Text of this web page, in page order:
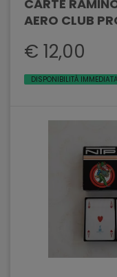
CARTE
AERO CLUB
€ 12,00
DISPONIBILITÀ IMMEDIATA